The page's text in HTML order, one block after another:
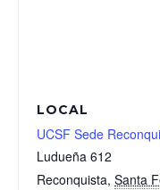
LOCAL
UCSF Sede
Ludueña 612
Reconquista, Santa